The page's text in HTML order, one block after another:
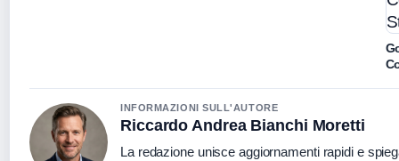
INFORMAZIONI SULL'AUTORE
Riccardo Andrea Bianchi Moretti
La redazione unisce aggiornamenti rapidi e